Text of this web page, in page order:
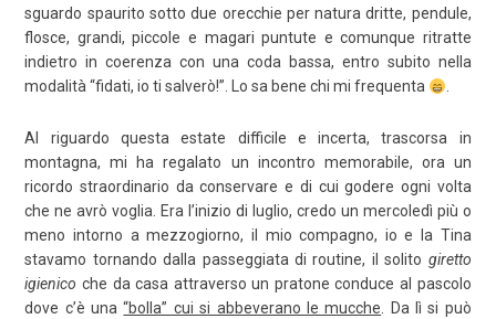
sguardo spaurito sotto due orecchie per natura dritte, pendule,
flosce, grandi, piccole e magari puntute e comunque ritratte
indietro in coerenza con una coda bassa, entro subito nella
modalità “fidati, io ti salverò!”. Lo sa bene chi mi frequenta
.
Al riguardo questa estate difficile e incerta, trascorsa in
montagna, mi ha regalato un incontro memorabile, ora un
ricordo straordinario da conservare e di cui godere ogni volta
che ne avrò voglia. Era l’inizio di luglio, credo un mercoledì più o
meno intorno a mezzogiorno, il mio compagno, io e la Tina
stavamo tornando dalla passeggiata di routine, il solito giretto
igienico che da casa attraverso un pratone conduce al pascolo
dove c’è una“bolla” cui si abbeverano le mucche. Da lì si può